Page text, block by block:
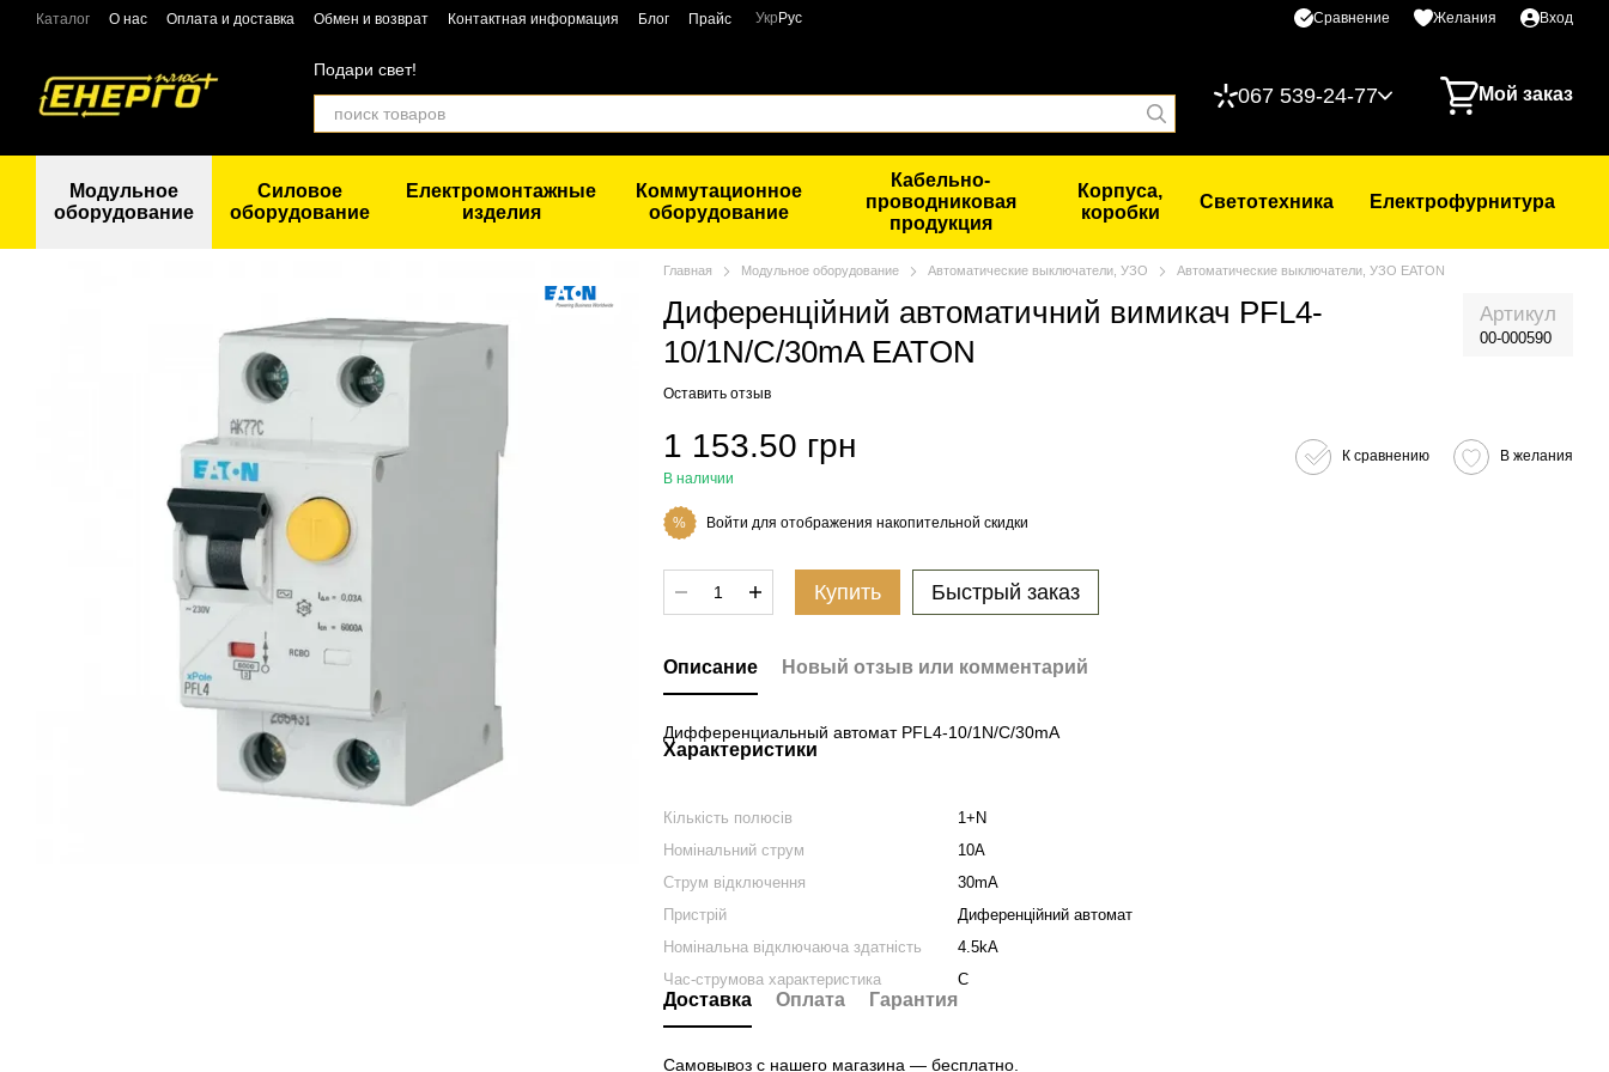
Перейти к основному контенту
Каталог О нас Оплата и доставка Обмен и возврат Контактная информация Блог Прайс Укр Рус Сравнение Желания Вход
Подари свет!
067 539-24-77 Мой заказ
Модульное
оборудование
Силовое
оборудование
Електромонтажные
изделия
Коммутационное
оборудование
Кабельно-
проводниковая
продукция
Корпуса,
коробки
Светотехника Електрофурнитура
Главная Модульное оборудование Автоматические выключатели, УЗО Автоматические выключатели, УЗО EATON
Диференційний автоматичний вимикач PFL4-
10/1N/C/30mA EATON
Артикул
00-000590
Оставить отзыв
1 153.50 грн
В наличии
К сравнению В желания
% Войти для отображения накопительной скидки
Купить Быстрый заказ
Описание Новый отзыв или комментарий
Дифференциальный автомат PFL4-10/1N/C/30mA
Характеристики
Кількість полюсів
1+N
Номінальний струм
10A
Струм відключення
30mA
Пристрій
Диференційний автомат
Номінальна відключаюча здатність
4.5kA
Час-струмова характеристика
C
Доставка Оплата Гарантия
Самовывоз с нашего магазина — бесплатно.